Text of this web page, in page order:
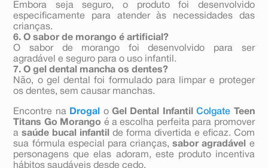
Embora seja seguro, o produto foi desenvolvido
especificamente para atender às necessidades das
crianças.
6. O sabor de morango é artificial?
O sabor de morango foi desenvolvido para ser
agradável e seguro para o uso infantil.
7. O gel dental mancha os dentes?
Não, o gel dental foi formulado para limpar e proteger
os dentes, sem causar manchas.
Encontre na Drogal oGel Dental InfantilColgate
Teen
Titans Go Morango é a escolha perfeita para promover
asaúde bucal infantilde forma divertida e eficaz. Com
sua fórmula especial para crianças, sabor agradável
e
personagens que elas adoram, este produto incentiva
hábitos saudáveis desde cedo.